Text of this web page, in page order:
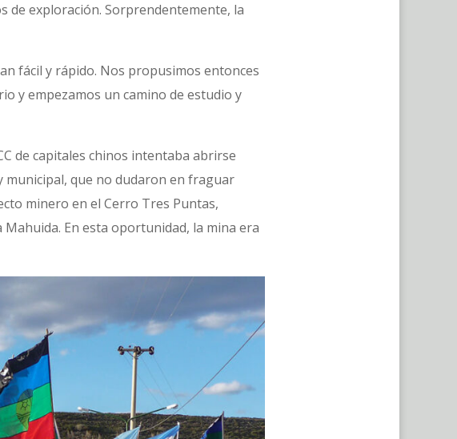
de exploración. Sorprendentemente, la
fácil y rápido. Nos propusimos entonces
y empezamos un camino de estudio y
de capitales chinos intentaba abrirse
municipal, que no dudaron en fraguar
minero en el Cerro Tres Puntas,
En esta oportunidad, la mina era